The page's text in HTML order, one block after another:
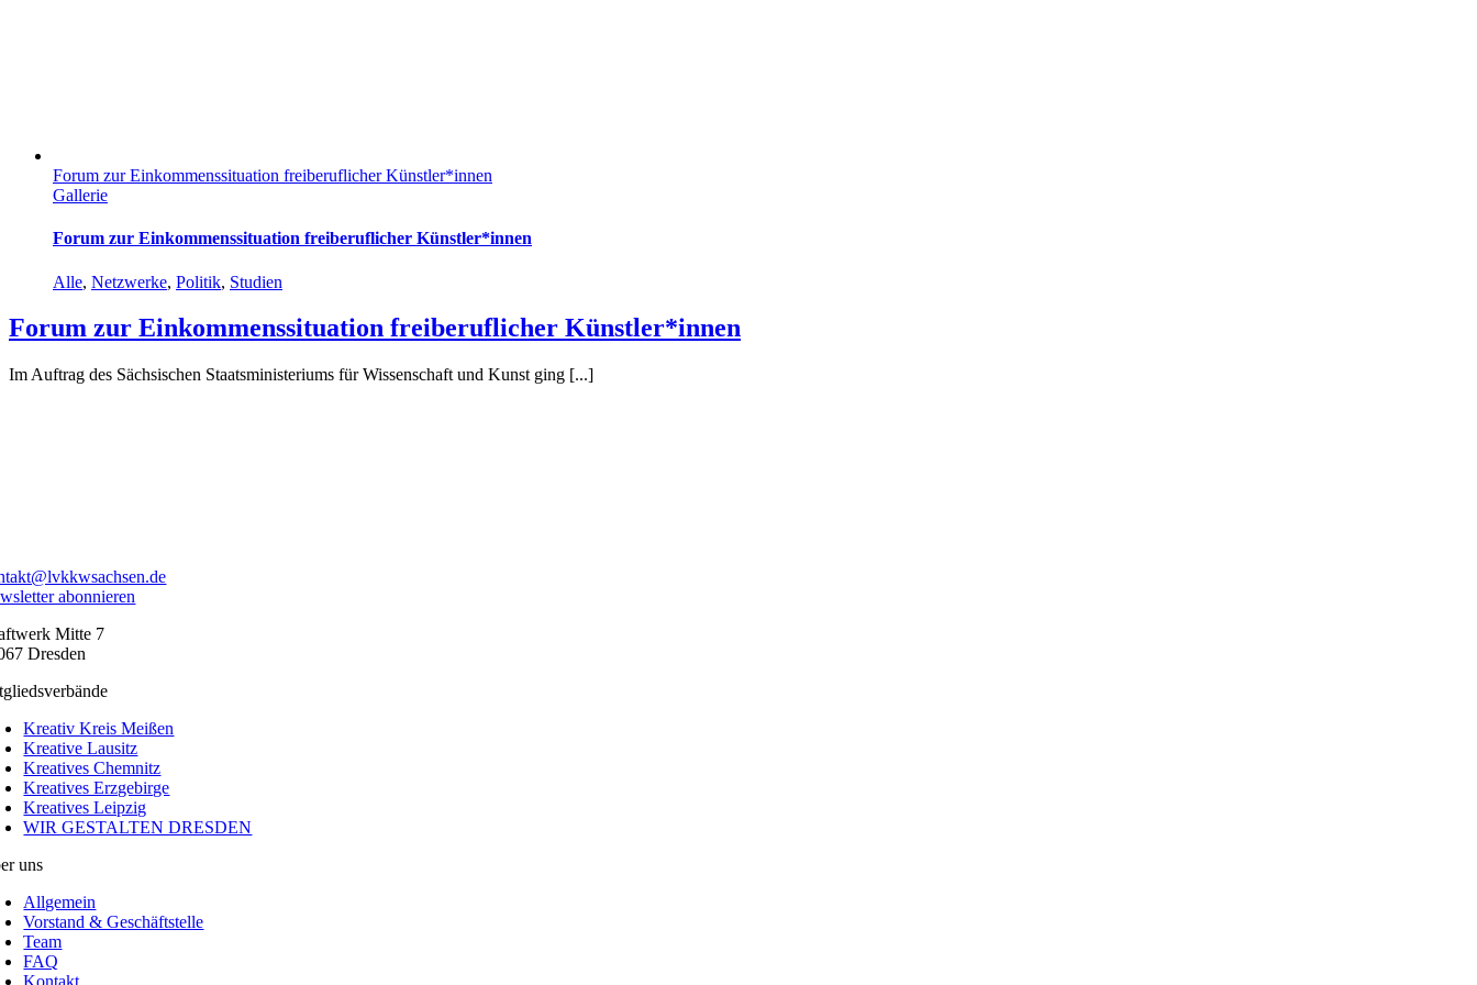
Forum zur Einkommenssituation freiberuflicher Künstler*innen
Gallerie
Forum zur Einkommenssituation freiberuflicher Künstler*innen
Alle, Netzwerke, Politik, Studien
Forum zur Einkommenssituation freiberuflicher Künstler*innen
Im Auftrag des Sächsischen Staatsministeriums für Wissenschaft und Kunst ging [...]
abonnieren
Mitte 7
Dresden
Kreativ Kreis Meißen
Kreative Lausitz
Kreatives Chemnitz
Kreatives Erzgebirge
Kreatives Leipzig
WIR GESTALTEN DRESDEN
uns
Allgemein
Vorstand & Geschäftstelle
Team
FAQ